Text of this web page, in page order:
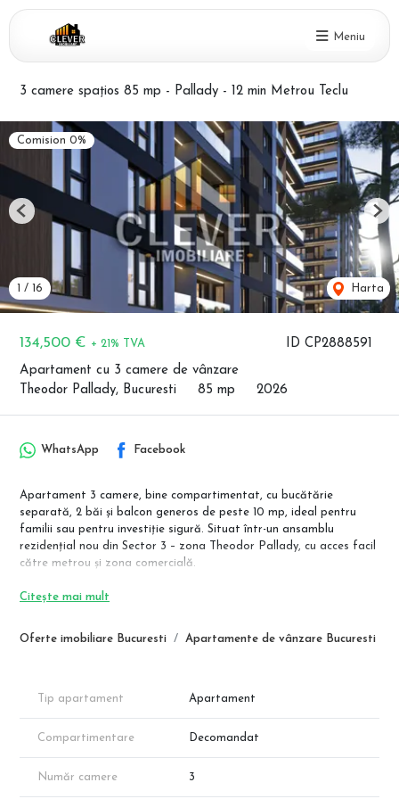
Meniu
3 camere spațios 85 mp - Pallady - 12 min Metrou Teclu
ID CP2888591
134,500 € + 21% TVA
Apartament cu 3 camere de vânzare
Theodor Pallady, Bucuresti
85 mp 2026
Comision 0%
1 / 16 Harta
Previous
Oferte imobiliare Bucuresti Apartamente de vânzare Bucuresti
WhatsApp Facebook
Apartament 3 camere, bine compartimentat, cu bucătărie
separată, 2 băi și balcon generos de peste 10 mp, ideal pentru
familii sau pentru investiție sigură. Situat într-un ansamblu
rezidențial nou din Sector 3 – zona Theodor Pallady, cu acces facil
către metrou și zona comercială.
Apartamentele se predau la cheie, cu băi complet utilate, iar
📍 Stația de metrou Nicolae Teclu – aproximativ 12 minute de mers
📐 Compartimentare & suprafețe (conform schiței)
Suprafață utilă: 74,85 mp
Suprafață totală: 84,95 mp
Compartimentare:
Citește mai mult
Tip apartament Apartament
Compartimentare Decomandat
Număr camere 3